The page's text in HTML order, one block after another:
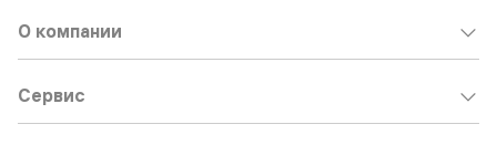
О компании
Сервис